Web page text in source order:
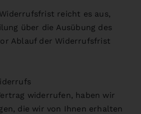
reicht es aus,
über die Ausübung des
Ablauf der Widerrufsfrist
widerrufen, haben wir
die wir von Ihnen erhalten